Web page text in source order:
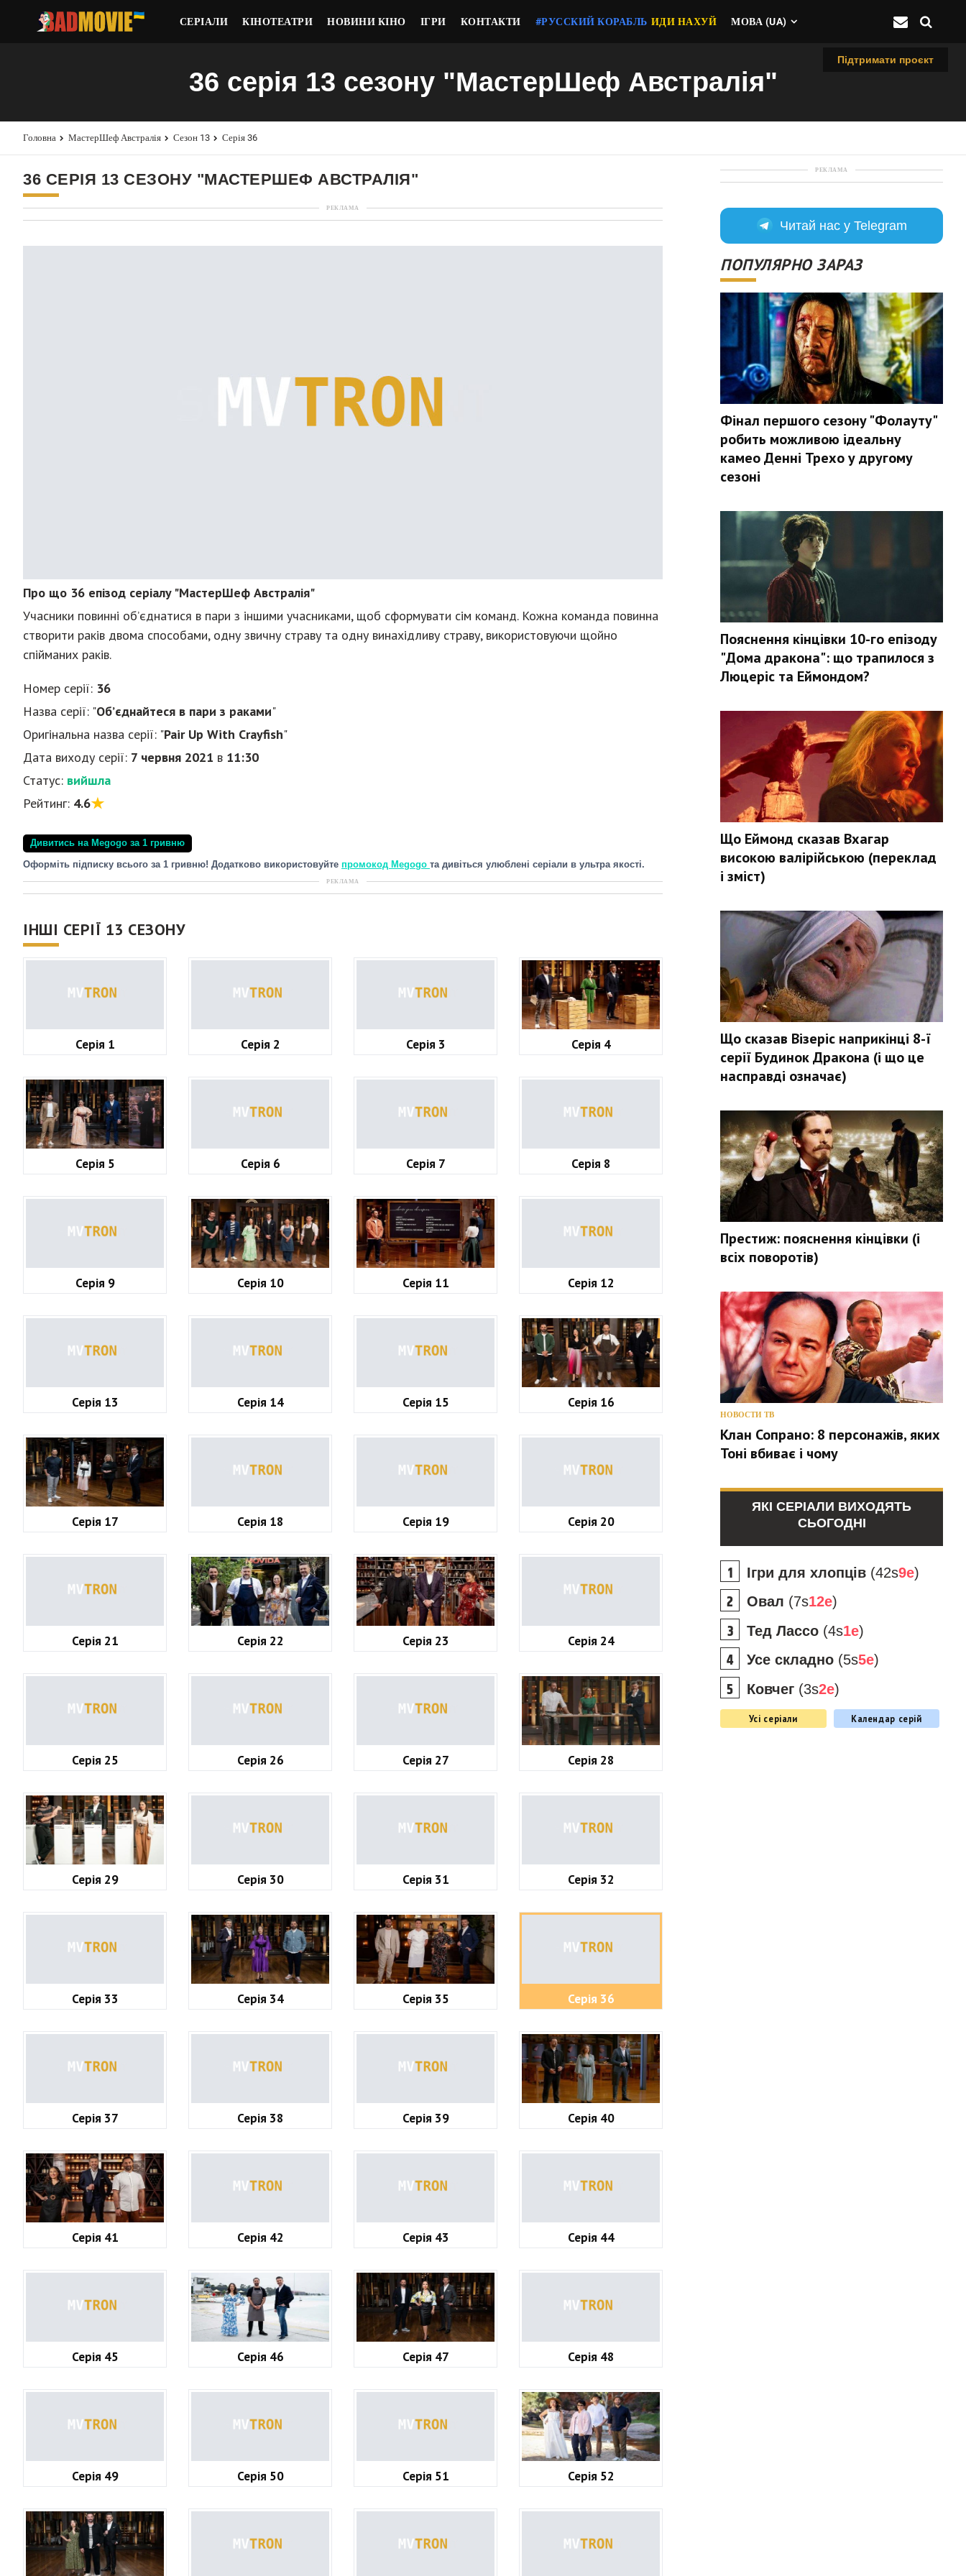
СЕРІАЛИ КІНОТЕАТРИ НОВИНИ КІНО ІГРИ КОНТАКТИ #РУССКИЙ КОРАБЛЬ ИДИ НАХУЙ МОВА (UA)
Підтримати проєкт
36 серія 13 сезону "МастерШеф Австралія"
Головна МастерШеф Австралія Сезон 13 Серія 36
36 СЕРІЯ 13 СЕЗОНУ "МАСТЕРШЕФ АВСТРАЛІЯ"
РЕКЛАМА
Про що 36 епізод серіалу "МастерШеф Австралія"
Учасники повинні об’єднатися в пари з іншими учасниками, щоб сформувати сім команд. Кожна команда повинна
створити раків двома способами, одну звичну страву та одну винахідливу страву, використовуючи щойно
спійманих раків.
Номер серії: 36
Назва серії: "Об’єднайтеся в пари з раками"
Оригінальна назва серії: "Pair Up With Crayfish"
Дата виходу серії: 7 червня 2021 в 11:30
Статус: вийшла
Рейтинг: 4.6
Дивитись на Megogo за 1 гривню
Оформіть підписку всього за 1 гривню! Додатково використовуйте промокод Megogo та дивіться улюблені серіали в ультра якості.
РЕКЛАМА
ІНШІ СЕРІЇ 13 СЕЗОНУ
Серія 1 Серія 2 Серія 3 Серія 4
Серія 5 Серія 6 Серія 7 Серія 8
Серія 9 Серія 10 Серія 11 Серія 12
Серія 13 Серія 14 Серія 15 Серія 16
Серія 17 Серія 18 Серія 19 Серія 20
Серія 21 Серія 22 Серія 23 Серія 24
Серія 25 Серія 26 Серія 27 Серія 28
Серія 29 Серія 30 Серія 31 Серія 32
Серія 33 Серія 34 Серія 35 Серія 36
Серія 37 Серія 38 Серія 39 Серія 40
Серія 41 Серія 42 Серія 43 Серія 44
Серія 45 Серія 46 Серія 47 Серія 48
Серія 49 Серія 50 Серія 51 Серія 52
РЕКЛАМА
Читай нас у Telegram
ПОПУЛЯРНО ЗАРАЗ
Фінал першого сезону "Фолауту"
робить можливою ідеальну
камео Денні Трехо у другому
сезоні
Пояснення кінцівки 10-го епізоду
"Дома дракона": що трапилося з
Люцеріс та Еймондом?
Що Еймонд сказав Вхагар
високою валірійською (переклад
і зміст)
Що сказав Візеріс наприкінці 8-ї
серії Будинок Дракона (і що це
насправді означає)
Престиж: пояснення кінцівки (і
всіх поворотів)
НОВОСТИ ТВ
Клан Сопрано: 8 персонажів, яких
Тоні вбиває і чому
ЯКІ СЕРІАЛИ ВИХОДЯТЬ
СЬОГОДНІ
Ігри для хлопців (42s9e)
Овал (7s12e)
Тед Лассо (4s1e)
Усе складно (5s5e)
Ковчег (3s2e)
Усі серіали Календар серій